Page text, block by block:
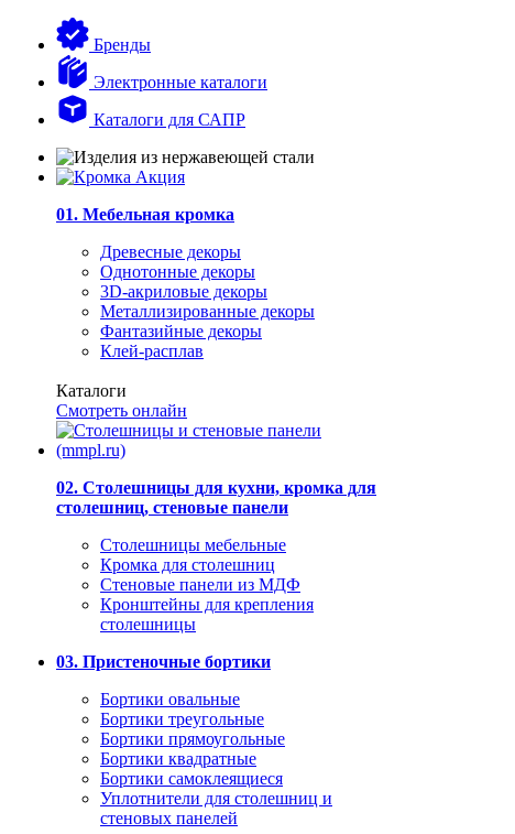
Бренды
Электронные каталоги
Каталоги для САПР
01. Мебельная кромка
Древесные декоры
Однотонные декоры
3D-акриловые декоры
Металлизированные декоры
Фантазийные декоры
Клей-расплав
Каталоги
Смотреть онлайн
02. Столешницы для кухни, кромка для
столешниц, стеновые панели
Столешницы мебельные
Кромка для столешниц
Стеновые панели из МДФ
Кронштейны для крепления
столешницы
03. Пристеночные бортики
Бортики овальные
Бортики треугольные
Бортики прямоугольные
Бортики квадратные
Бортики самоклеящиеся
Уплотнители для столешниц и
стеновых панелей